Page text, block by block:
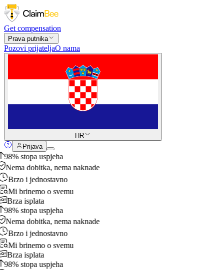
Get compensation
Prava putnika
Pozovi prijateljaO nama
HR
Prijava
98% stopa uspjeha
Nema dobitka, nema naknade
Brzo i jednostavno
Mi brinemo o svemu
Brza isplata
98% stopa uspjeha
Nema dobitka, nema naknade
Brzo i jednostavno
Mi brinemo o svemu
Brza isplata
98% stopa uspjeha